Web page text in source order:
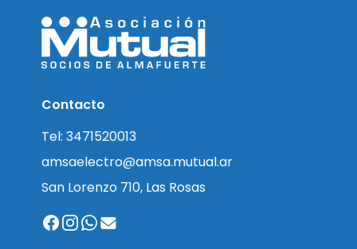
Contacto
Tel: 3471520013
amsaelectro@amsa.mutual.ar
San Lorenzo 710, Las Rosas